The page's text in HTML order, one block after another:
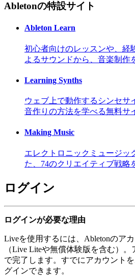
Abletonの特設サイト
Ableton Learn
初心者向けのレッスンや、経
よるサウンドから、音楽制作
Learning Synths
ウェブ上で動作するシンセサ
音作りの方法を学べる無料サ
Making Music
エレクトロニックミュージッ
た、74のクリエイティブ戦略
ログイン
ログインが必要な理由
Liveを使用するには、Abletonのア
（Live Liteや無償体験版を含む）
で完了します。すでにアカウント
グインできます。